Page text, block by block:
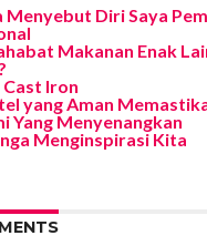
Menyebut Diri Saya
Makanan Enak
Iron
yang Aman
Yang Menyenangkan
Menginspirasi Kita